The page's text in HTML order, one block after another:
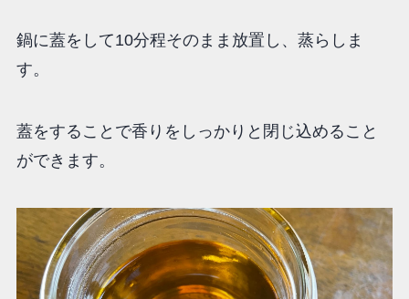
鍋に蓋をして10分程そのまま放置し、蒸らしま
す。
蓋をすることで香りをしっかりと閉じ込めること
ができます。